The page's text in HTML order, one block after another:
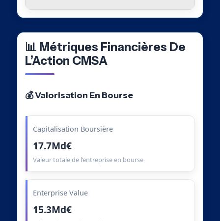
📊 Métriques Financières De
L’Action CMSA
💰 Valorisation En Bourse
Capitalisation Boursière
17.7Md€
Valeur totale de l’entreprise en bourse
Enterprise Value
15.3Md€